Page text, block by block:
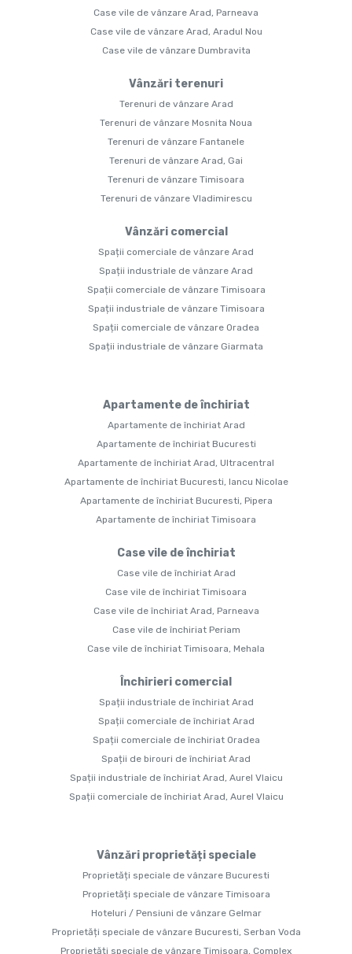
Case vile de vânzare Arad, Parneava
Case vile de vânzare Arad, Aradul Nou
Case vile de vânzare Dumbravita
Vânzări terenuri
Terenuri de vânzare Arad
Terenuri de vânzare Mosnita Noua
Terenuri de vânzare Fantanele
Terenuri de vânzare Arad, Gai
Terenuri de vânzare Timisoara
Terenuri de vânzare Vladimirescu
Vânzări comercial
Spații comerciale de vânzare Arad
Spații industriale de vânzare Arad
Spații comerciale de vânzare Timisoara
Spații industriale de vânzare Timisoara
Spații comerciale de vânzare Oradea
Spații industriale de vânzare Giarmata
Apartamente de închiriat
Apartamente de închiriat Arad
Apartamente de închiriat Bucuresti
Apartamente de închiriat Arad, Ultracentral
Apartamente de închiriat Bucuresti, Iancu Nicolae
Apartamente de închiriat Bucuresti, Pipera
Apartamente de închiriat Timisoara
Case vile de închiriat
Case vile de închiriat Arad
Case vile de închiriat Timisoara
Case vile de închiriat Arad, Parneava
Case vile de închiriat Periam
Case vile de închiriat Timisoara, Mehala
Închirieri comercial
Spații industriale de închiriat Arad
Spații comerciale de închiriat Arad
Spații comerciale de închiriat Oradea
Spații de birouri de închiriat Arad
Spații industriale de închiriat Arad, Aurel Vlaicu
Spații comerciale de închiriat Arad, Aurel Vlaicu
Vânzări proprietăți speciale
Proprietăți speciale de vânzare Bucuresti
Proprietăți speciale de vânzare Timisoara
Hoteluri / Pensiuni de vânzare Gelmar
Proprietăți speciale de vânzare Bucuresti, Serban Voda
Proprietăți speciale de vânzare Timisoara, Complex